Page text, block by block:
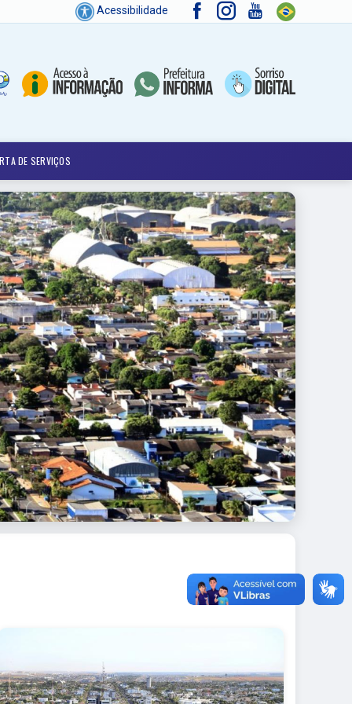
Acessibilidade
DE SERVIÇOS